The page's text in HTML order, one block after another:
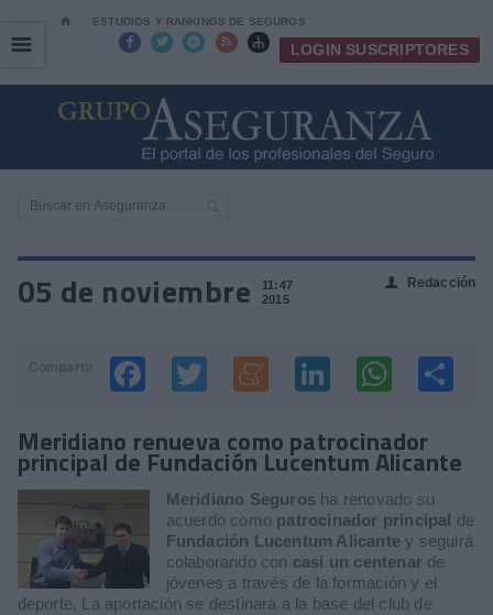
⌂ ESTUDIOS Y RANKINGS DE SEGUROS
     LOGIN SUSCRIPTORES
☰
☰
05 de noviembre
11:47
2015
👤 Redacción
Meridiano renueva como patrocinador
principal de Fundación Lucentum Alicante
Meridiano Seguros ha renovado su
acuerdo como patrocinador principal
de
Fundación Lucentum Alicantey seguirá
colaborando con casi un centenar de
jóvenes a través de la formación y el
deporte. La aportación se destinará a la base del club de